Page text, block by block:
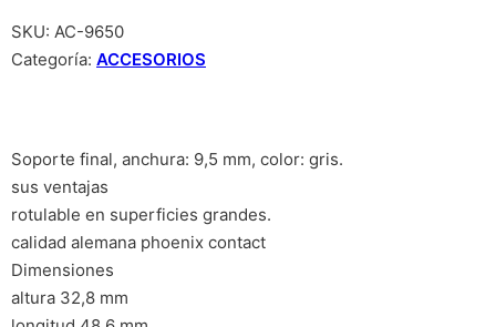
SKU: AC-9650
Categoría: ACCESORIOS
Soporte final, anchura: 9,5 mm, color: gris.
sus ventajas
rotulable en superficies grandes.
calidad alemana phoenix contact
Dimensiones
altura 32,8 mm